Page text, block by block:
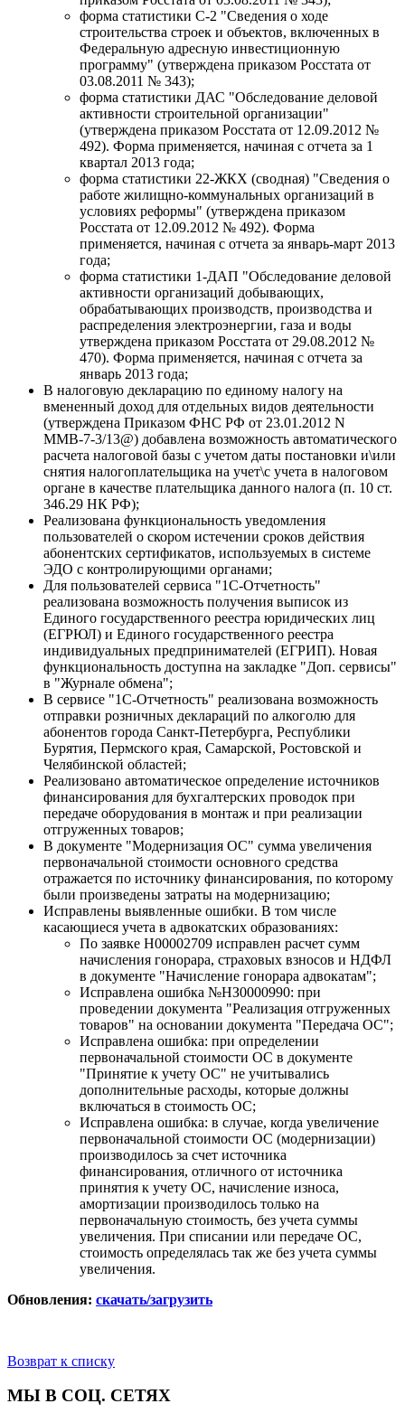
форма статистики С-2 "Сведения о ходе
строительства строек и объектов, включенных в
Федеральную адресную инвестиционную
программу" (утверждена приказом Росстата от
03.08.2011 № 343);
форма статистики ДАС "Обследование деловой
активности строительной организации"
(утверждена приказом Росстата от 12.09.2012 №
492). Форма применяется, начиная с отчета за 1
квартал 2013 года;
форма статистики 22-ЖКХ (сводная) "Сведения о
работе жилищно-коммунальных организаций в
условиях реформы" (утверждена приказом
Росстата от 12.09.2012 № 492). Форма
применяется, начиная с отчета за январь-март 2013
года;
форма статистики 1-ДАП "Обследование деловой
активности организаций добывающих,
обрабатывающих производств, производства и
распределения электроэнергии, газа и воды
утверждена приказом Росстата от 29.08.2012 №
470). Форма применяется, начиная с отчета за
январь 2013 года;
В налоговую декларацию по единому налогу на
вмененный доход для отдельных видов деятельности
(утверждена Приказом ФНС РФ от 23.01.2012 N
ММВ-7-3/13@) добавлена возможность автоматического
расчета налоговой базы с учетом даты постановки и\или
снятия налогоплательщика на учет\с учета в налоговом
органе в качестве плательщика данного налога (п. 10 ст.
346.29 НК РФ);
Реализована функциональность уведомления
пользователей о скором истечении сроков действия
абонентских сертификатов, используемых в системе
ЭДО с контролирующими органами;
Для пользователей сервиса "1С-Отчетность"
реализована возможность получения выписок из
Единого государственного реестра юридических лиц
(ЕГРЮЛ) и Единого государственного реестра
индивидуальных предпринимателей (ЕГРИП). Новая
функциональность доступна на закладке "Доп. сервисы"
в "Журнале обмена";
В сервисе "1С-Отчетность" реализована возможность
отправки розничных деклараций по алкоголю для
абонентов города Санкт-Петербурга, Республики
Бурятия, Пермского края, Самарской, Ростовской и
Челябинской областей;
Реализовано автоматическое определение источников
финансирования для бухгалтерских проводок при
передаче оборудования в монтаж и при реализации
отгруженных товаров;
В документе "Модернизация ОС" сумма увеличения
первоначальной стоимости основного средства
отражается по источнику финансирования, по которому
были произведены затраты на модернизацию;
Исправлены выявленные ошибки. В том числе
касающиеся учета в адвокатских образованиях:
По заявке Н00002709 исправлен расчет сумм
начисления гонорара, страховых взносов и НДФЛ
в документе "Начисление гонорара адвокатам";
Исправлена ошибка №НЗ0000990: при
проведении документа "Реализация отгруженных
товаров" на основании документа "Передача ОС";
Исправлена ошибка: при определении
первоначальной стоимости ОС в документе
"Принятие к учету ОС" не учитывались
дополнительные расходы, которые должны
включаться в стоимость ОС;
Исправлена ошибка: в случае, когда увеличение
первоначальной стоимости ОС (модернизации)
производилось за счет источника
финансирования, отличного от источника
принятия к учету ОС, начисление износа,
амортизации производилось только на
первоначальную стоимость, без учета суммы
увеличения. При списании или передаче ОС,
стоимость определялась так же без учета суммы
увеличения.
Обновления: скачать/загрузить
Возврат к списку
МЫ В СОЦ. СЕТЯХ